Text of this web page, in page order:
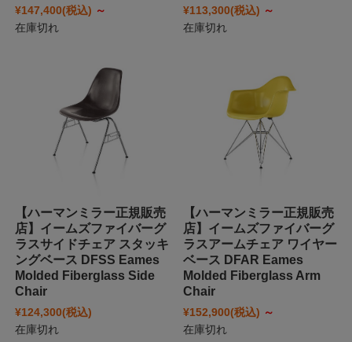
¥147,400(税込) ～
在庫切れ
¥113,300(税込) ～
在庫切れ
【ハーマンミラー正規販売
店】イームズファイバーグ
ラスサイドチェア スタッキ
ングベース DFSS Eames
Molded Fiberglass Side
Chair
¥124,300(税込)
在庫切れ
【ハーマンミラー正規販売
店】イームズファイバーグ
ラスアームチェア ワイヤー
ベース DFAR Eames
Molded Fiberglass Arm
Chair
¥152,900(税込) ～
在庫切れ